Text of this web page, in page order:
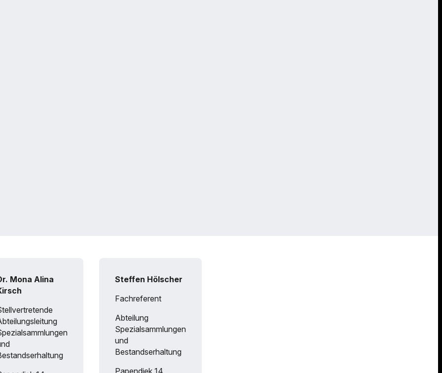
Mona Alina
Steffen Hölscher
Fachreferent
Abteilung
Spezialsammlungen
und
Bestandserhaltung
Papendiek 14